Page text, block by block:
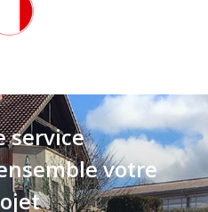
service
votre